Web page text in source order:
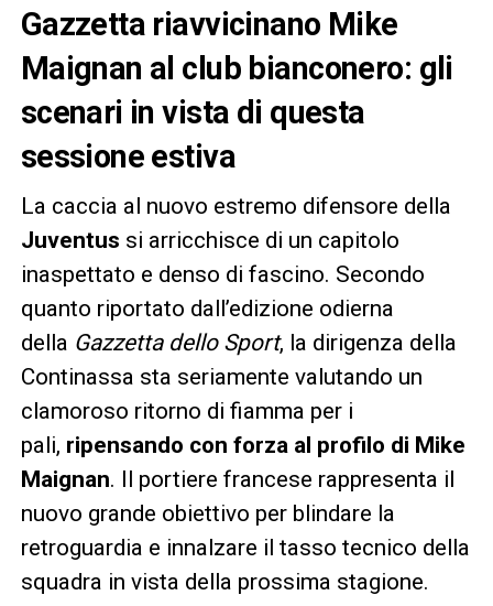
Gazzetta riavvicinano Mike
Maignan al club bianconero: gli
scenari in vista di questa
sessione estiva
La caccia al nuovo estremo difensore della
Juventus si arricchisce di un capitolo
inaspettato e denso di fascino. Secondo
quanto riportato dall’edizione odierna
della Gazzetta dello Sport, la dirigenza della
Continassa sta seriamente valutando un
clamoroso ritorno di fiamma per i
pali, ripensando con forza al profilo di Mike
Maignan. Il portiere francese rappresenta il
nuovo grande obiettivo per blindare la
retroguardia e innalzare il tasso tecnico della
squadra in vista della prossima stagione.